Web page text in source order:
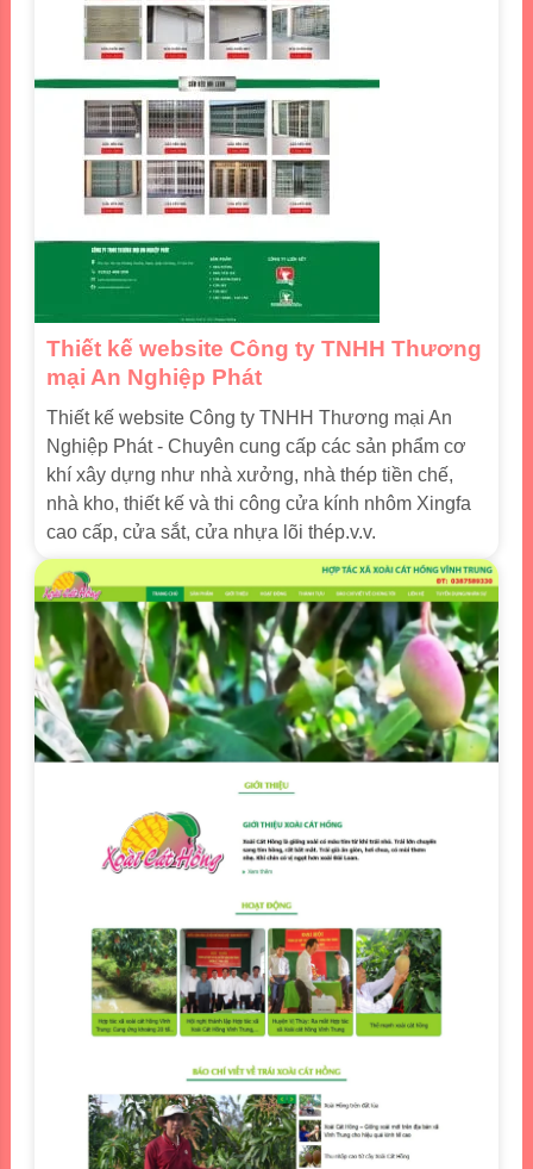
Thiết kế website Công ty TNHH Thương
mại An Nghiệp Phát
Thiết kế website Công ty TNHH Thương mại An
Nghiệp Phát - Chuyên cung cấp các sản phẩm cơ
khí xây dựng như nhà xưởng, nhà thép tiền chế,
nhà kho, thiết kế và thi công cửa kính nhôm Xingfa
cao cấp, cửa sắt, cửa nhựa lõi thép.v.v.